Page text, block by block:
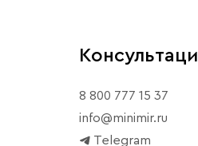
8 800 777 15 37
info@minimir.ru
Telegram